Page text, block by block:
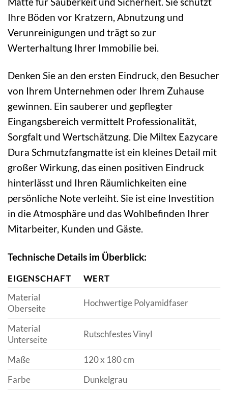
Ihre Böden vor Kratzern, Abnutzung und
Verunreinigungen und trägt so zur
Werterhaltung Ihrer Immobilie bei.
Denken Sie an den ersten Eindruck, den Besucher
von Ihrem Unternehmen oder Ihrem Zuhause
gewinnen. Ein sauberer und gepflegter
Eingangsbereich vermittelt Professionalität,
Sorgfalt und Wertschätzung. Die Miltex Eazycare
Dura Schmutzfangmatte ist ein kleines Detail mit
großer Wirkung, das einen positiven Eindruck
hinterlässt und Ihren Räumlichkeiten eine
persönliche Note verleiht. Sie ist eine Investition
in die Atmosphäre und das Wohlbefinden Ihrer
Mitarbeiter, Kunden und Gäste.
Technische Details im Überblick:
EIGENSCHAFT
WERT
Material
Oberseite
Hochwertige Polyamidfaser
Material
Unterseite
Rutschfestes Vinyl
Maße
120 x 180 cm
Farbe
Dunkelgrau